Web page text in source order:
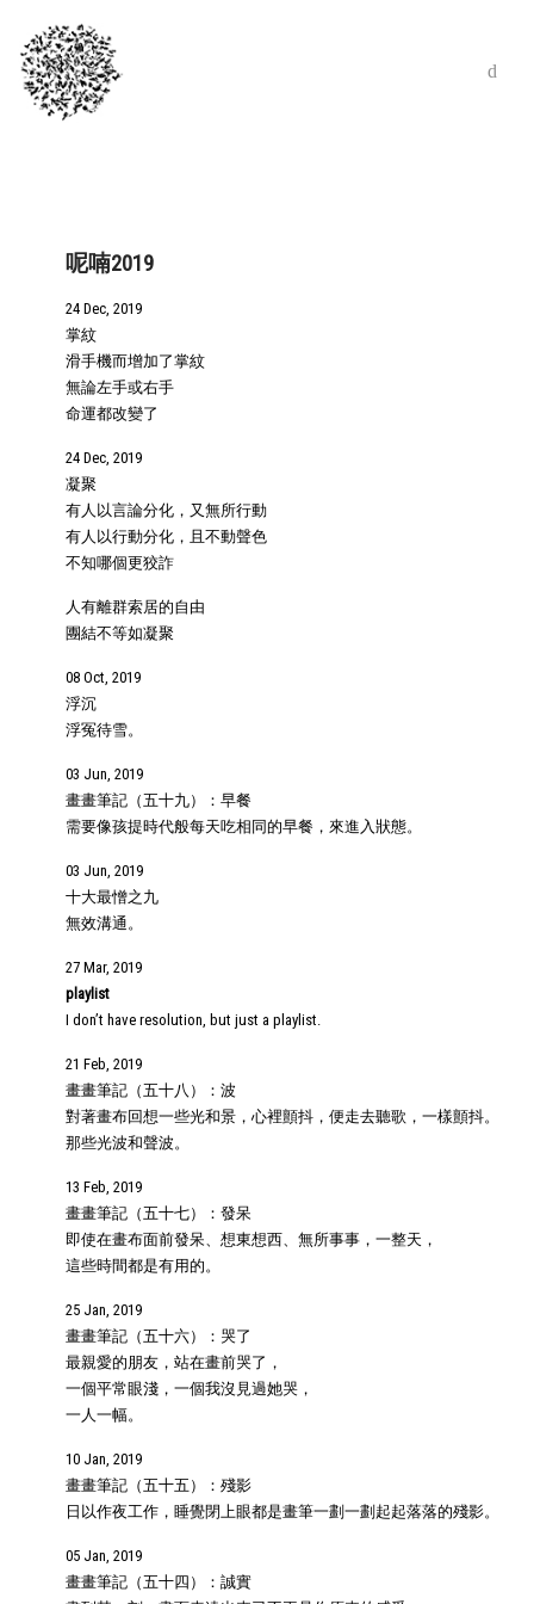
呢喃2019
24 Dec, 2019
掌紋
滑手機而增加了掌紋
無論左手或右手
命運都改變了
24 Dec, 2019
凝聚
有人以言論分化，又無所行動
有人以行動分化，且不動聲色
不知哪個更狡詐
人有離群索居的自由
團結不等如凝聚
08 Oct, 2019
浮沉
浮冤待雪。
03 Jun, 2019
畫畫筆記（五十九）：早餐
需要像孩提時代般每天吃相同的早餐，來進入狀態。
03 Jun, 2019
十大最憎之九
無效溝通。
27 Mar, 2019
playlist
I don’t have resolution, but just a playlist.
21 Feb, 2019
畫畫筆記（五十八）：波
對著畫布回想一些光和景，心裡顫抖，便走去聽歌，一樣顫抖。
那些光波和聲波。
13 Feb, 2019
畫畫筆記（五十七）：發呆
即使在畫布面前發呆、想東想西、無所事事，一整天，
這些時間都是有用的。
25 Jan, 2019
畫畫筆記（五十六）：哭了
最親愛的朋友，站在畫前哭了，
一個平常眼淺，一個我沒見過她哭，
一人一幅。
10 Jan, 2019
畫畫筆記（五十五）：殘影
日以作夜工作，睡覺閉上眼都是畫筆一劃一劃起起落落的殘影。
05 Jan, 2019
畫畫筆記（五十四）：誠實